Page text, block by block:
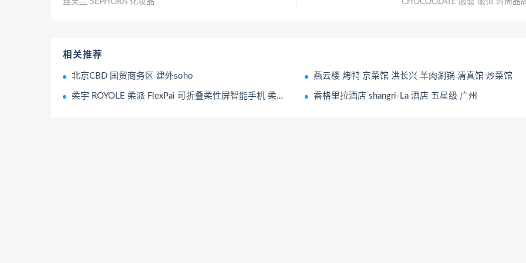
相关推荐
北京CBD 国贸商务区 建外soho 燕云楼 烤鸭 京菜馆 洪长兴 羊肉涮锅 清真馆 炒菜馆
柔宇 ROYOLE 柔派 FlexPai 可折叠柔性屏智能手机 柔性显示屏 香格里拉酒店 shangri-La 酒店 五星级 广州